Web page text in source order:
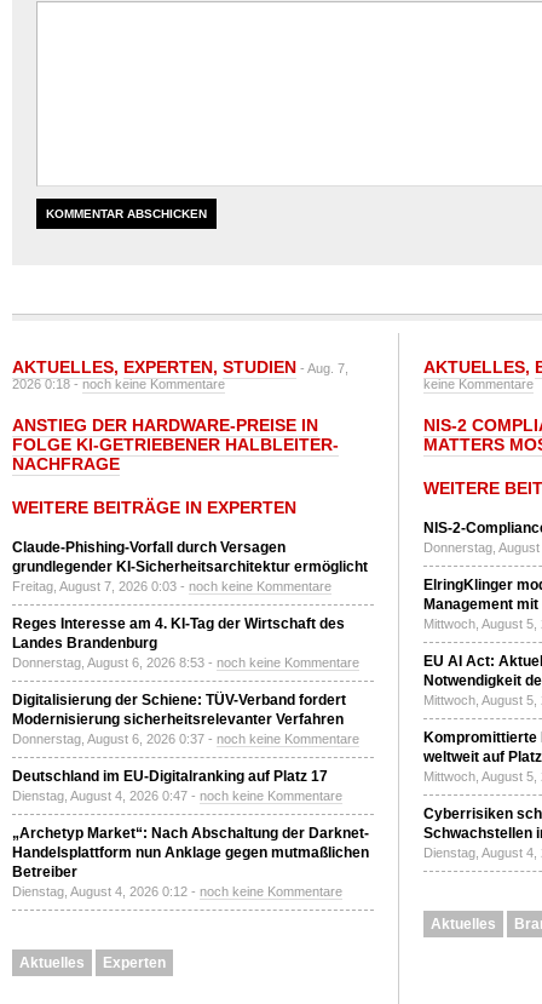
AKTUELLES, EXPERTEN, STUDIEN - Aug. 7,
2026 0:18 -noch keine Kommentare
ANSTIEG DER HARDWARE-PREISE IN
FOLGE KI-GETRIEBENER HALBLEITER-
NACHFRAGE
WEITERE BEITRÄGE IN EXPERTEN
Claude-Phishing-Vorfall durch Versagen
grundlegender KI-Sicherheitsarchitektur ermöglicht
Freitag, August 7, 2026 0:03 - noch keine Kommentare
Reges Interesse am 4. KI-Tag der Wirtschaft des
Landes Brandenburg
Donnerstag, August 6, 2026 8:53 - noch keine Kommentare
Digitalisierung der Schiene: TÜV-Verband fordert
Modernisierung sicherheitsrelevanter Verfahren
Donnerstag, August 6, 2026 0:37 - noch keine Kommentare
Deutschland im EU-Digitalranking auf Platz 17
Dienstag, August 4, 2026 0:47 - noch keine Kommentare
„Archetyp Market“: Nach Abschaltung der Darknet-
Handelsplattform nun Anklage gegen mutmaßlichen
Betreiber
Dienstag, August 4, 2026 0:12 - noch keine Kommentare
Aktuelles Experten
AKTUELLES,
keine Kommentare
NIS-2
MATTERS
WEITERE
NIS-2-
Donnerstag,
ElringKlinger
Management
Mittwoch, August
EU AI Act:
Notwendigkeit
Mittwoch, August
Kompromittierte
weltweit auf
Mittwoch, August
Cyberrisiken
Schwachstellen
Dienstag, August
Aktuelles